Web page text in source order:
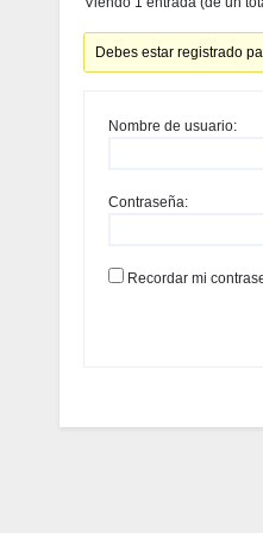
Debes estar registrado
Nombre de usuario:
Contraseña:
Recordar mi